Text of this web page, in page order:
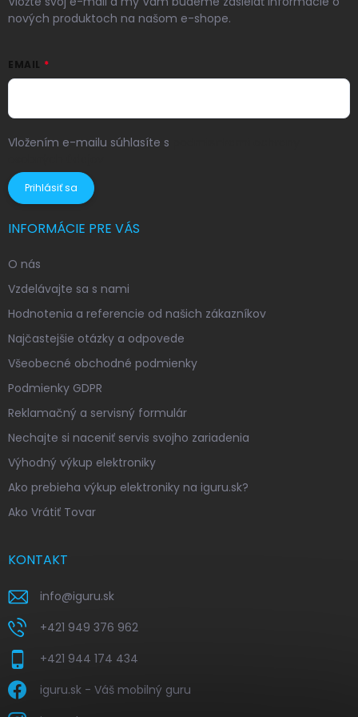
nových produktoch na našom e-shope.
EMAIL
Vložením e-mailu súhlasíte s
Prihlásiť sa
INFORMÁCIE PRE VÁS
O nás
Vzdelávajte sa s nami
Hodnotenia a referencie od našich zákazníkov
Najčastejšie otázky a odpovede
Všeobecné obchodné podmienky
Podmienky GDPR
Reklamačný a servisný formulár
Nechajte si naceniť servis svojho zariadenia
Výhodný výkup elektroniky
Ako prebieha výkup elektroniky na iguru.sk?
Ako Vrátiť Tovar
KONTAKT
info@iguru.sk
+421 949 376 962
+421 944 174 434
iguru.sk - Váš mobilný guru